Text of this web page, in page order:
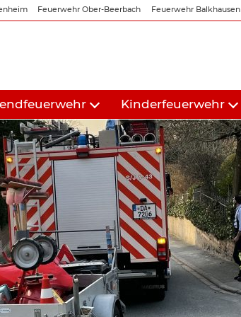
Feuerwehr Ober-Beerbach Feuerwehr Balkhausen
Kinderfeuerwehr